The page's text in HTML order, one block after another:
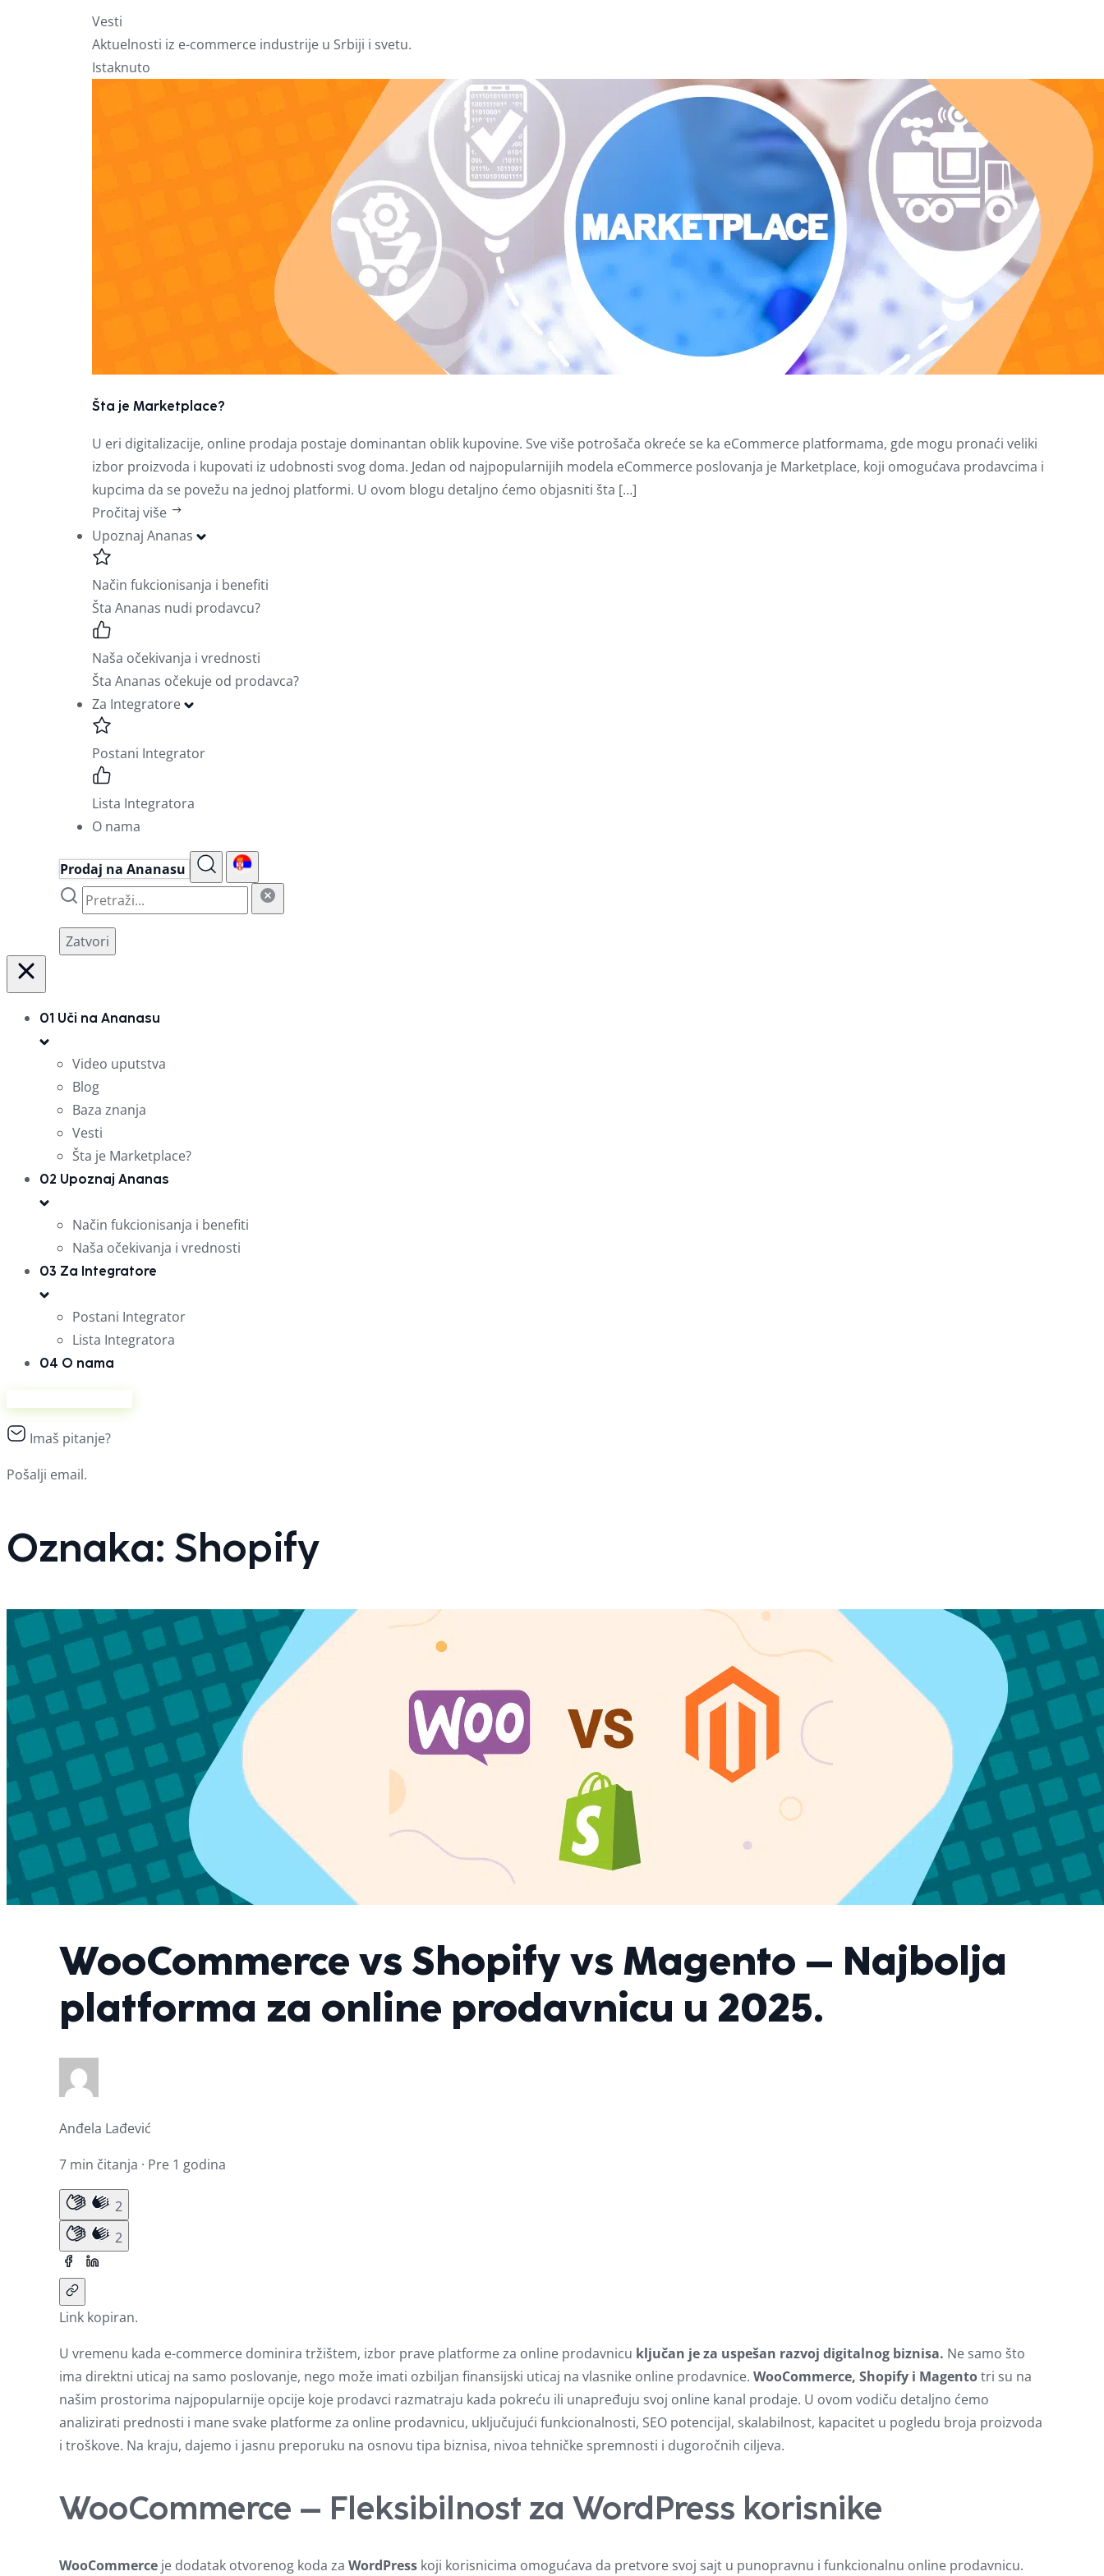
Vesti
Aktuelnosti iz e-commerce industrije u Srbiji i svetu.
Istaknuto
Šta je Marketplace?
U eri digitalizacije, online prodaja postaje dominantan oblik kupovine. Sve više potrošača okreće se ka eCommerce platformama, gde mogu pronaći veliki
izbor proizvoda i kupovati iz udobnosti svog doma. Jedan od najpopularnijih modela eCommerce poslovanja je Marketplace, koji omogućava prodavcima i
kupcima da se povežu na jednoj platformi. U ovom blogu detaljno ćemo objasniti šta […]
Pročitaj više
Upoznaj Ananas
Način fukcionisanja i benefiti
Šta Ananas nudi prodavcu?
Naša očekivanja i vrednosti
Šta Ananas očekuje od prodavca?
Za Integratore
Postani Integrator
Lista Integratora
O nama
Prodaj na Ananasu
Zatvori
01 Uči na Ananasu
Video uputstva
Blog
Baza znanja
Vesti
Šta je Marketplace?
02 Upoznaj Ananas
Način fukcionisanja i benefiti
Naša očekivanja i vrednosti
03 Za Integratore
Postani Integrator
Lista Integratora
04 O nama
Imaš pitanje?
Pošalji email.
Oznaka: Shopify
WooCommerce vs Shopify vs Magento – Najbolja
platforma za online prodavnicu u 2025.
Anđela Lađević
7 min čitanja · Pre 1 godina
2
2
Link kopiran.
U vremenu kada e-commerce dominira tržištem, izbor prave platforme za online prodavnicu ključan je za uspešan razvoj digitalnog biznisa. Ne samo što
ima direktni uticaj na samo poslovanje, nego može imati ozbiljan finansijski uticaj na vlasnike online prodavnice. WooCommerce, Shopify i Magentotri su na
našim prostorima najpopularnije opcije koje prodavci razmatraju kada pokreću ili unapređuju svoj online kanal prodaje. U ovom vodiču detaljno ćemo
analizirati prednosti i mane svake platforme za online prodavnicu, uključujući funkcionalnosti, SEO potencijal, skalabilnost, kapacitet u pogledu broja proizvoda
i troškove. Na kraju, dajemo i jasnu preporuku na osnovu tipa biznisa, nivoa tehničke spremnosti i dugoročnih ciljeva.
WooCommerce – Fleksibilnost za WordPress korisnike
WooCommerce je dodatak otvorenog koda za WordPress koji korisnicima omogućava da pretvore svoj sajt u punopravnu i funkcionalnu online prodavnicu.